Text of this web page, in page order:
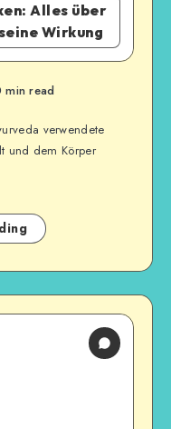
Alles über
Wirkung
min read
verwendete
und dem Körper